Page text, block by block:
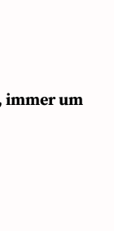
immer um